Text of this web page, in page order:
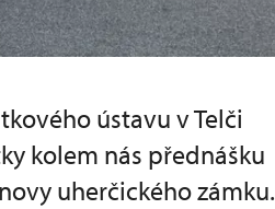
ústavu v Telči
kolem nás přednášku
uherčického zámku.